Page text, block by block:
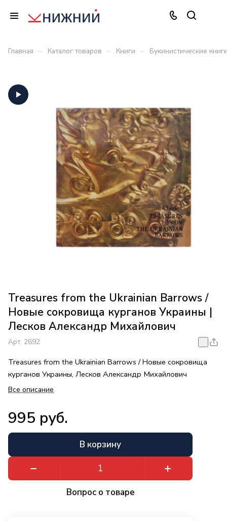
Главная – Каталог товаров – Книги – Букинистические
Treasures from the Ukrainian Barrows /
Новые сокровища курганов Украины |
Лесков Александр Михайлович
Арт. 2692
Treasures from the Ukrainian Barrows / Новые сокровища
курганов Украины, Лесков Александр Михайлович
Все описание
995 руб.
В корзину
Вопрос о товаре